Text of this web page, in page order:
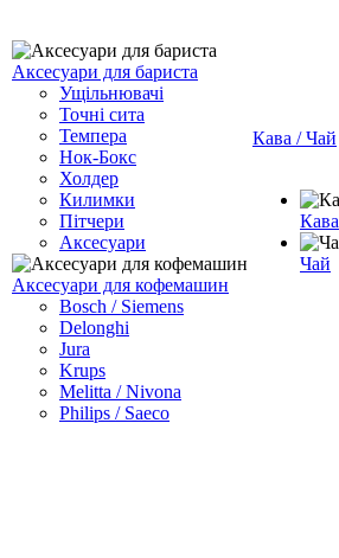
Аксесуари для бариста
Ущільнювачі
Точні сита
Темпера
Нок-Бокс
Холдер
Килимки
Пітчери
Аксесуари
Аксесуари для кофемашин
Bosch / Siemens
Delonghi
Jura
Krups
Melitta / Nivona
Philips / Saeco
Кава / Чай
Кава
Чай